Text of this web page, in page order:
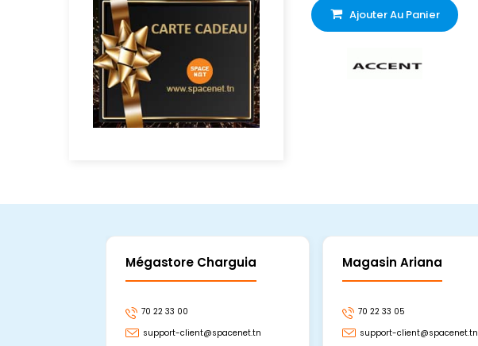
Ajouter Au Panier
Mégastore Charguia
70 22 33 00
support-client@spacenet.tn
Magasin Ariana
70 22 33 05
support-client@spacenet.tn